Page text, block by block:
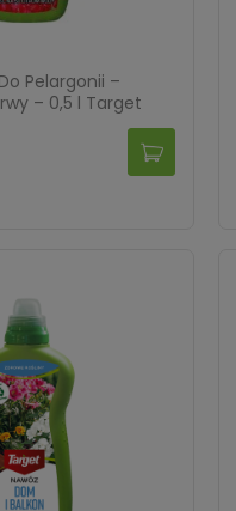
Pelargonii –
– 0,5 l Target